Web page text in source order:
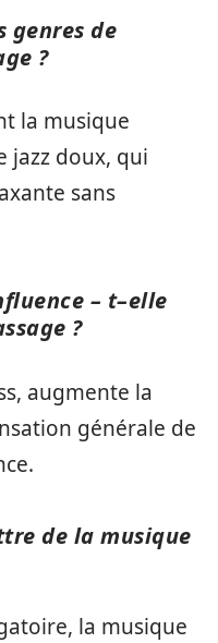
genres de
?
la musique
jazz doux, qui
sans
– t–elle
?
augmente la
générale de
de la musique
la musique